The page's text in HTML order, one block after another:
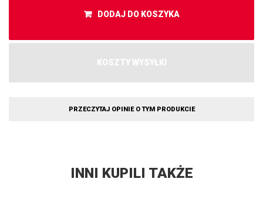
DODAJ DO KOSZYKA
KOSZTY WYSYŁKI
PRZECZYTAJ OPINIE O TYM PRODUKCIE
INNI KUPILI TAKŻE